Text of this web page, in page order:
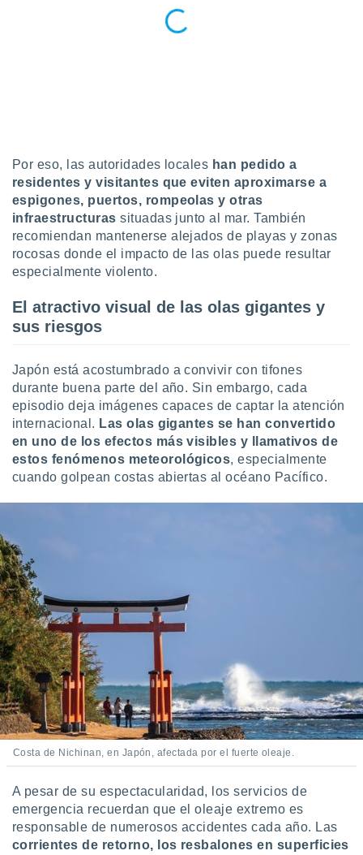
1199
Por eso, las autoridades locales han pedido a
residentes y visitantes que eviten aproximarse a
espigones, puertos, rompeolas y otras
infraestructuras situadas junto al mar. También
recomiendan mantenerse alejados de playas y zonas
rocosas donde el impacto de las olas puede resultar
especialmente violento.
El atractivo visual de las olas gigantes y
sus riesgos
Japón está acostumbrado a convivir con tifones
durante buena parte del año. Sin embargo, cada
episodio deja imágenes capaces de captar la atención
internacional. Las olas gigantes se han convertido
en uno de los efectos más visibles y llamativos de
estos fenómenos meteorológicos, especialmente
cuando golpean costas abiertas al océano Pacífico.
Costa de Nichinan, en Japón, afectada por el fuerte oleaje.
A pesar de su espectacularidad, los servicios de
emergencia recuerdan que el oleaje extremo es
responsable de numerosos accidentes cada año. Las
corrientes de retorno, los resbalones en superficies